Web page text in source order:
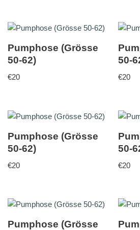
Pumphose (Grösse
50-62)
€20
50-
€20
Pumphose (Grösse
50-62)
€20
50-
€20
Pumphose (Grösse